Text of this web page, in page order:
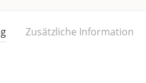
Zusätzliche Information